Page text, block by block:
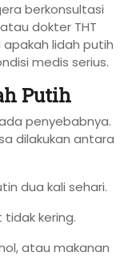
berkonsultasi
dokter THT
lidah putih
medis serius.
Putih
penyebabnya.
dilakukan antara
dua kali sehari.
tidak kering.
atau makanan